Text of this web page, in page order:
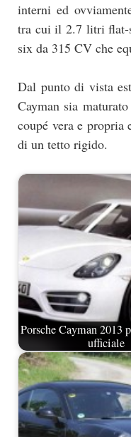
interni ed
tra cui il 2.7 litri
six da 315 CV che
Dal punto di vista
Cayman sia
coupé vera e propria
di un tetto rigido.
Porsche Cayman 2013
ufficiale